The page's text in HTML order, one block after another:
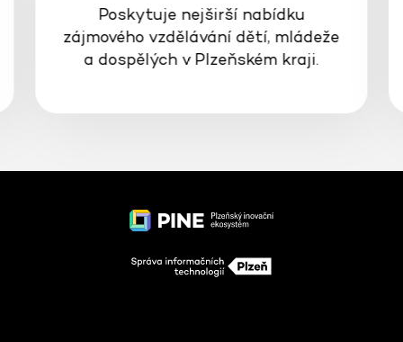
Poskytuje nejširší nabídku
zájmového vzdělávání dětí, mládeže
a dospělých v Plzeňském kraji.